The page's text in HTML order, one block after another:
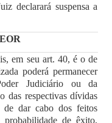
declarará suspensa a
em seu art. 40, é o de
poderá permanecer
Judiciário ou da
das respectivas dívidas
dar cabo dos feitos
de êxito,